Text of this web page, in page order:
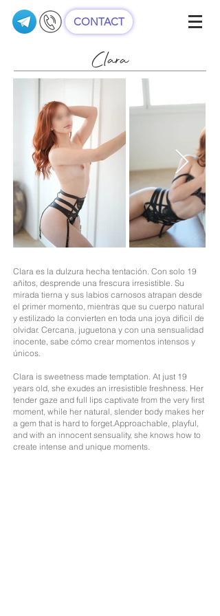
CONTACT
Clara
Clara es la dulzura hecha tentación. Con solo 19
añitos, desprende una frescura irresistible. Su
mirada tierna y sus labios carnosos atrapan desde
el primer momento, mientras que su cuerpo natural
y estilizado la convierten en toda una joya difícil de
olvidar. Cercana, juguetona y con una sensualidad
inocente, sabe cómo crear momentos intensos y
únicos.
Clara is sweetness made temptation. At just 19
years old, she exudes an irresistible freshness. Her
tender gaze and full lips captivate from the very first
moment, while her natural, slender body makes her
a gem that is hard to forget.Approachable, playful,
and with an innocent sensuality, she knows how to
create intense and unique moments.